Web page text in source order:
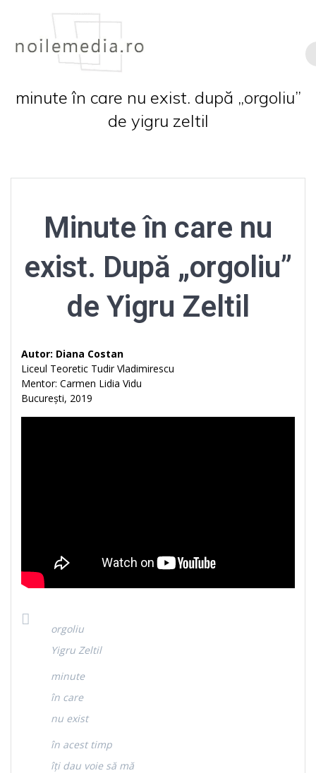
minute în care nu exist. după „orgoliu”
de yigru zeltil
Minute în care nu
exist. După „orgoliu”
de Yigru Zeltil
Autor: Diana Costan
Liceul Teoretic Tudir Vladimirescu
Mentor: Carmen Lidia Vidu
București, 2019
orgoliu
Yigru Zeltil
minute
în care
nu exist
în acest timp
îți dau voie să mă